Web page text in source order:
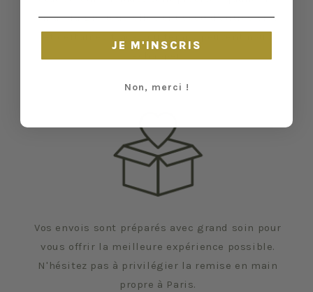
en a. Malgré tout, elles ont vécu d'autres vies
et certaines traces du temps peuvent nous
Vos envois sont préparés avec grand soin pour
vous offrir la meilleure expérience possible.
N'hésitez pas à privilégier la remise en main
propre à Paris.
JE M'INSCRIS
Non, merci !